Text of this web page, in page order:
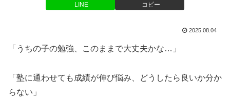
LINE コピー
2025.08.04
「うちの子の勉強、このままで大丈夫かな…」
「塾に通わせても成績が伸び悩み、どうしたら良いか分か
らない」